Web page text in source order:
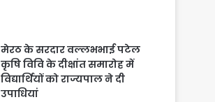
मेरठ के सरदार वल्लभभाई पटेल
कृषि विवि के दीक्षांत समारोह में
विद्यार्थियों को राज्यपाल ने दी
उपाधियां